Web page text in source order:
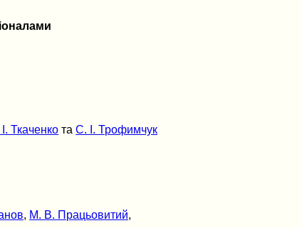
Ткаченко таС. І. Трофимчук
, М. В. Працьовитий,